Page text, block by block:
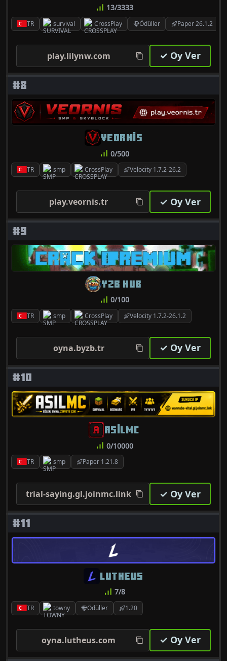
TR survival CrossPlay Ödüller Paper 26.1.2
13/3333
play.lilynw.com ✓ Oy Ver
#8
TR smp CrossPlay Velocity 1.7.2-26.2
VEORNIS
0/500
play.veornis.tr ✓ Oy Ver
#9
TR smp CrossPlay Velocity 1.7.2-26.1.2
YZB HUB
0/100
oyna.byzb.tr ✓ Oy Ver
#10
TR smp Paper 1.21.8
ASILMC
0/10000
trial-saying.gl.joinmc.link ✓ Oy Ver
#11
TR towny Ödüller 1.20
LUTHEUS
7/8
oyna.lutheus.com ✓ Oy Ver